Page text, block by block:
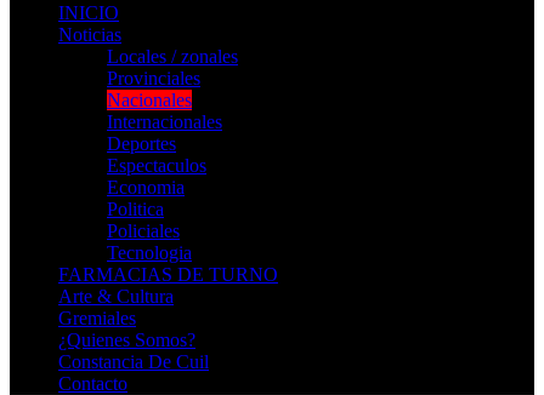
INICIO
Noticias
Locales / zonales
Provinciales
Nacionales
Internacionales
Deportes
Espectaculos
Economia
Politica
Policiales
Tecnologia
FARMACIAS DE TURNO
Arte & Cultura
Gremiales
¿Quienes Somos?
Constancia De Cuil
Contacto